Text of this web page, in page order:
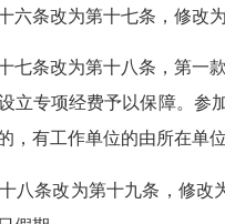
条改为第十七条，修改为
条改为第十八条，第一款
立专项经费予以保障。参
，有工作单位的由所在单
条改为第十九条，修改为